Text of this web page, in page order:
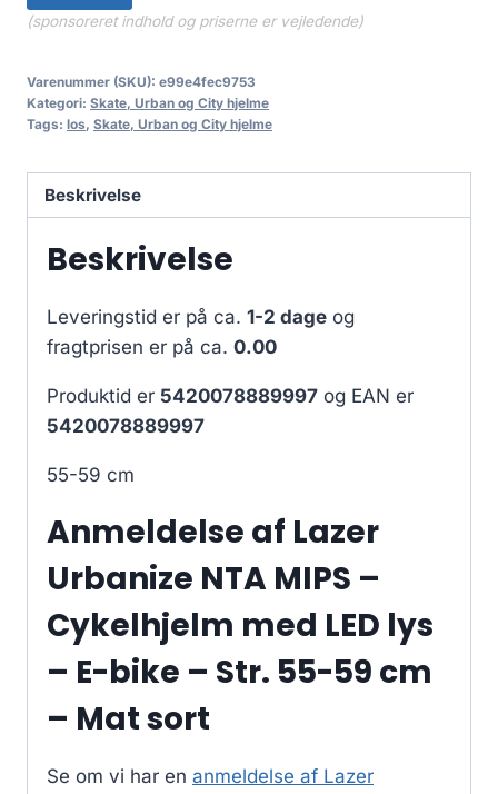
(sponsoreret indhold og priserne er vejledende)
Varenummer (SKU): e99e4fec9753
Kategori: Skate, Urban og City hjelme
Tags: los, Skate, Urban og City hjelme
Beskrivelse
Beskrivelse
Leveringstid er på ca. 1-2 dage og
fragtprisen er på ca. 0.00
Produktid er 5420078889997 og EAN er
5420078889997
55-59 cm
Anmeldelse af Lazer
Urbanize NTA MIPS –
Cykelhjelm med LED lys
– E-bike – Str. 55-59 cm
– Mat sort
Se om vi har en anmeldelse af Lazer